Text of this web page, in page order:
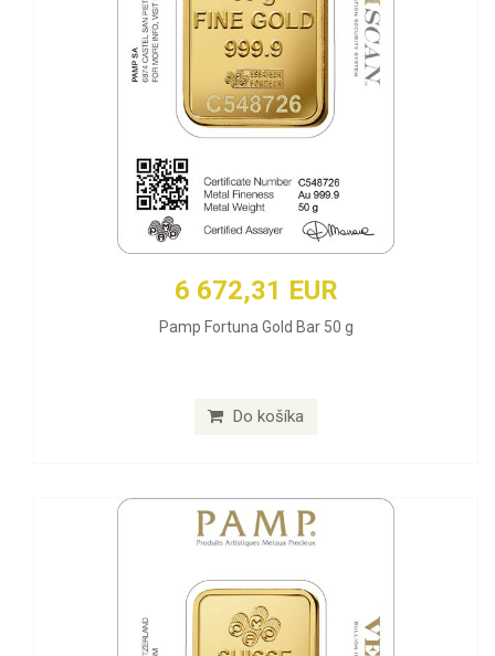
6 672,31 EUR
Pamp Fortuna Gold Bar 50 g
Do košíka